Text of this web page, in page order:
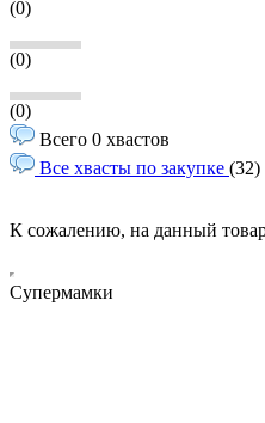
(0)
(0)
(0)
Всего 0 хвастов
Все хвасты по закупке (32)
К сожалению, на данный
Супермамки